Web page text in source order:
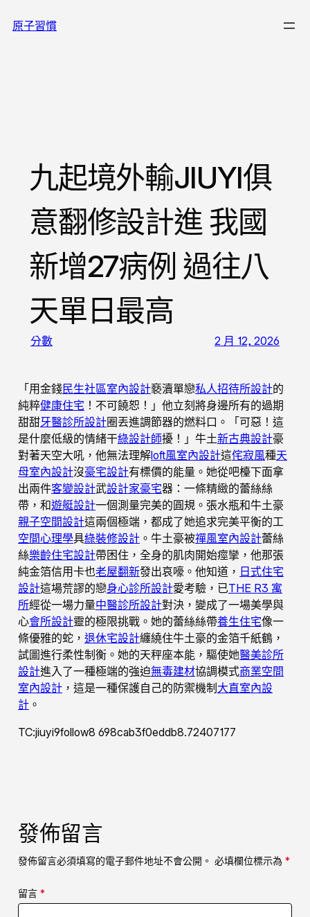
至原子習慣
九起境外輸JIUYI俱
意翻修設計進 我國
新增27病例 過往八
天單日最高
分數 2 月 12, 2026
「用金錢民生社區室內設計褻瀆單戀私人招待所設計的
純粹健康住宅 ！不可饒恕！」他立刻將身邊所有的過期
甜甜牙醫診所設計圈丟進調節器的燃料口。「可惡！這
是什麼低級的情緒干綠設計師擾！」牛土新古典設計豪
對著天空大吼，他無法理解loft風室內設計這侘寂風種天
母室內設計沒豪宅設計有標價的能量。她從吧檯下面拿
出兩件客變設計武設計家豪宅器：一條精緻的蕾絲絲
帶，和遊艇設計一個測量完美的圓規。張水瓶和牛土豪
親子空間設計這兩個極端，都成了她追求完美平衡的工
空間心理學具綠裝修設計 。牛土豪被禪風室內設計蕾絲
絲樂齡住宅設計帶困住，全身的肌肉開始痙攣，他那張
純金箔信用卡也老屋翻新發出哀嚎。他知道， 日式住宅
設計這場荒謬的戀身心診所設計愛考驗，已THE R3 寓
所經從一場力量中醫診所設計對決，變成了一場美學與
心會所設計靈的極限挑戰。她的蕾絲絲帶養生住宅像一
條優雅的蛇， 退休宅設計纏繞住牛土豪的金箔千紙鶴，
試圖進行柔性制衡。她的天秤座本能，驅使她醫美診所
設計進入了一種極端的強迫無毒建材協調模式商業空間
室內設計 ，這是一種保護自己的防禦機制大直室內設
計 。
TC:jiuyi9follow8 698cab3f0eddb8.72407177
發佈留言
發佈留言必須填寫的電子郵件地址不會公開。 必填欄位標示為 *
留言 *